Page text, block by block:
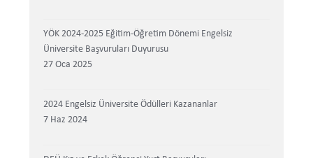
YÖK 2024-2025 Eğitim-Öğretim Dönemi Engelsiz
Üniversite Başvuruları Duyurusu
27 Oca 2025
2024 Engelsiz Üniversite Ödülleri Kazananlar
7 Haz 2024